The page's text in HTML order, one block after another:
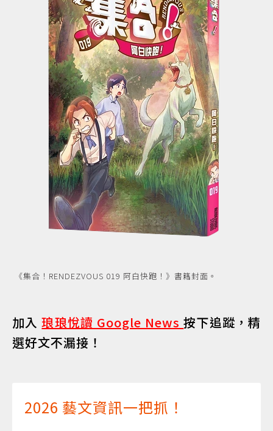
《集合！RENDEZVOUS 019 阿白快跑！》書籍封面。
加入琅琅悅讀 Google News按下追蹤，精
選好文不漏接！
2026 藝文資訊一把抓！